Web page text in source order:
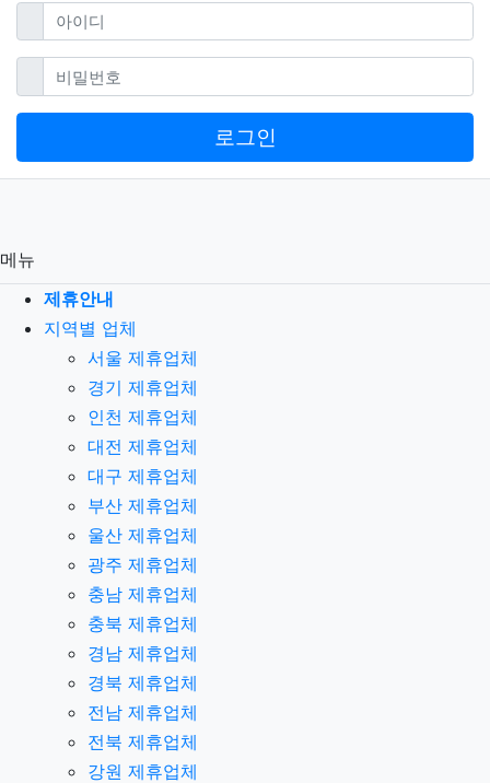
아이디필수
비밀번호필수
로그인
메뉴
제휴안내
지역별 업체
서울 제휴업체
경기 제휴업체
인천 제휴업체
대전 제휴업체
대구 제휴업체
부산 제휴업체
울산 제휴업체
광주 제휴업체
충남 제휴업체
충북 제휴업체
경남 제휴업체
경북 제휴업체
전남 제휴업체
전북 제휴업체
강원 제휴업체